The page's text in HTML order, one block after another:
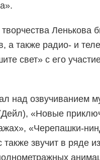
Ленькова
а также радио- и
свет» с его
над озвучиванием
«Новые
«Черепашки-
звучит в ряде